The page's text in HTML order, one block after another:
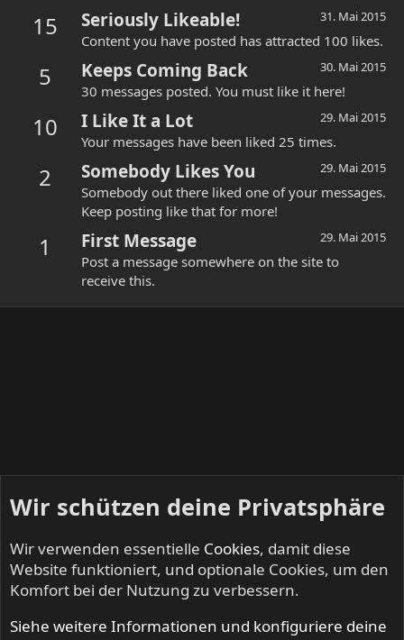
15 31. Mai 2015
Seriously Likeable!
Content you have posted has attracted 100 likes.
5 30. Mai 2015
Keeps Coming Back
30 messages posted. You must like it here!
10 29. Mai 2015
I Like It a Lot
Your messages have been liked 25 times.
2 29. Mai 2015
Somebody Likes You
Somebody out there liked one of your messages.
Keep posting like that for more!
1 29. Mai 2015
First Message
Post a message somewhere on the site to
receive this.
Mitglieder
Wir schützen deine Privatsphäre
Wir verwenden essentielle Cookies, damit diese
Website funktioniert, und optionale Cookies, um den
Komfort bei der Nutzung zu verbessern.
Siehe weitere Informationen und konfiguriere deine